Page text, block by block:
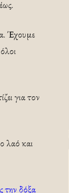
Έχουμε
για τον
λαό και
την δόξα